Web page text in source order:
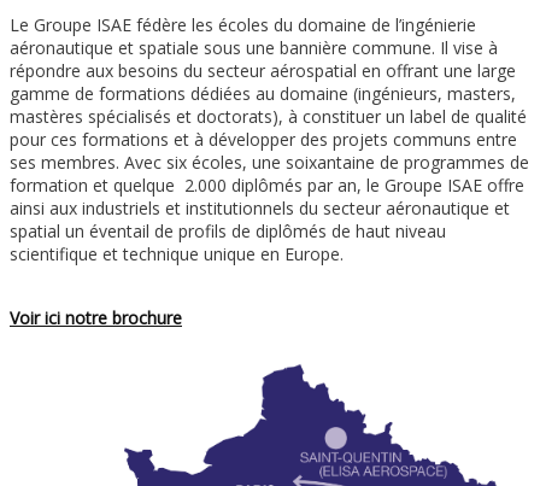
Le Groupe ISAE fédère les écoles du domaine de l’ingénierie
aéronautique et spatiale sous une bannière commune. Il vise à
répondre aux besoins du secteur aérospatial en offrant une large
gamme de formations dédiées au domaine (ingénieurs, masters,
mastères spécialisés et doctorats), à constituer un label de qualité
pour ces formations et à développer des projets communs entre
ses membres. Avec six écoles, une soixantaine de programmes de
formation et quelque 2.000 diplômés par an, le Groupe ISAE offre
ainsi aux industriels et institutionnels du secteur aéronautique et
spatial un éventail de profils de diplômés de haut niveau
scientifique et technique unique en Europe.
Voir ici notre brochure